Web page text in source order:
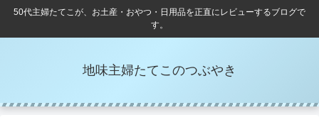
50代主婦たてこが、お土産・おやつ・日用品を正直にレビューするブログで
す。
地味主婦たてこのつぶやき